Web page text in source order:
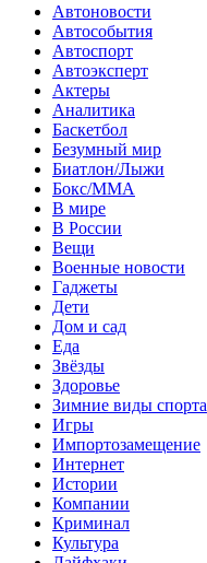
Автоновости
Автособытия
Автоспорт
Автоэксперт
Актеры
Аналитика
Баскетбол
Безумный мир
Биатлон/Лыжи
Бокс/MMA
В мире
В России
Вещи
Военные новости
Гаджеты
Дети
Дом и сад
Еда
Звёзды
Здоровье
Зимние виды спорта
Игры
Импортозамещение
Интернет
Истории
Компании
Криминал
Культура